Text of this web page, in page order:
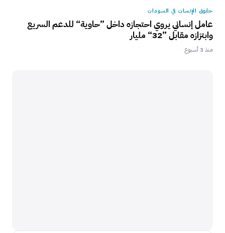
حقوق الإنسان في السودان
عامل إنساني يروي احتجازه داخل ”حاوية“ للدعم السريع
وابتزازه مقابل ”32“ مليار
منذ 3 أسبوع